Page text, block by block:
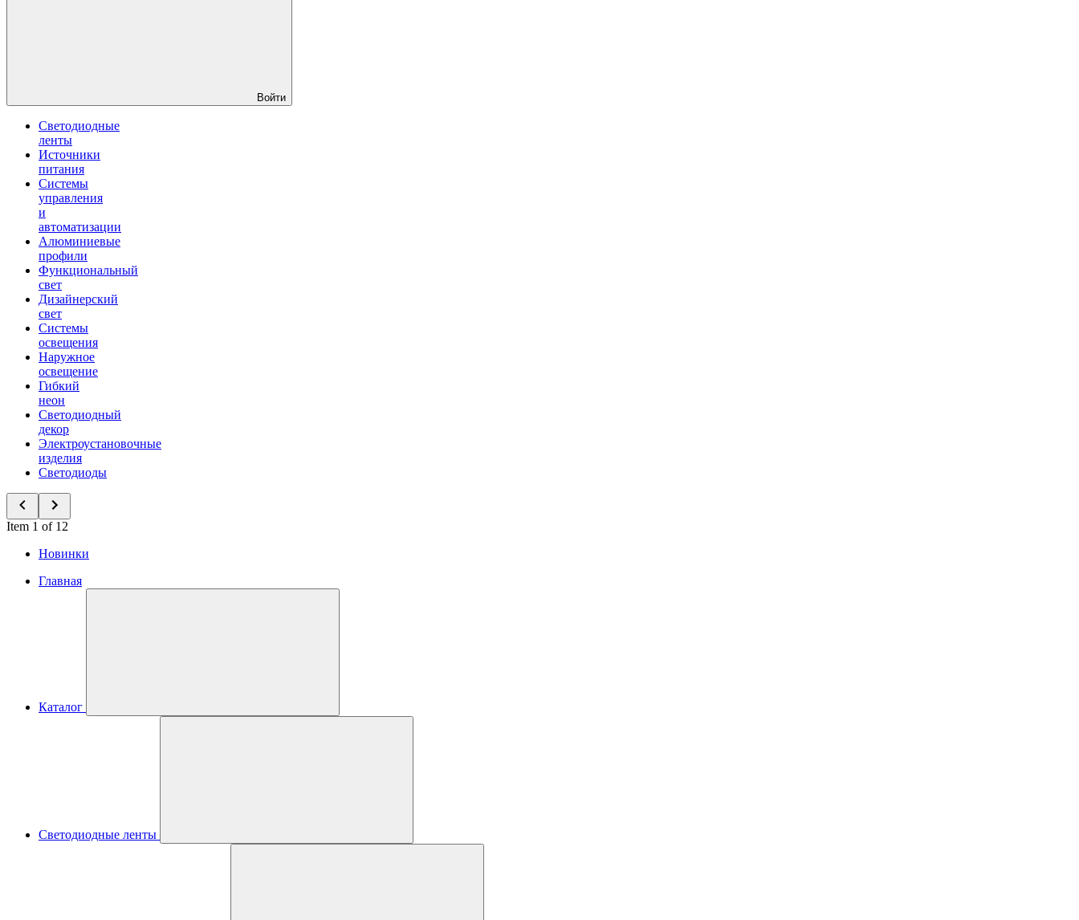
Войти
Светодиодные
ленты
Источники
питания
Системы
управления
и
автоматизации
Алюминиевые
профили
Функциональный
свет
Дизайнерский
свет
Системы
освещения
Наружное
освещение
Гибкий
неон
Светодиодный
декор
Электроустановочные
изделия
Светодиоды
Item 1 of 12
Новинки
Главная
Каталог
Светодиодные ленты